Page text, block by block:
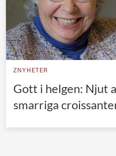
Luxemburgska
Japanska
Thailändska
Marockanska
ZNYHETER
Gott i helgen: Njut
smarriga